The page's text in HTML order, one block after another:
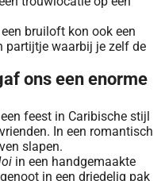
bruiloft kon ook een
partijtje waarbij je zelf de
ons een enorme
feest in Caribische stijl
In een romantisch
slapen.
in een handgemaakte
in een driedelig pak